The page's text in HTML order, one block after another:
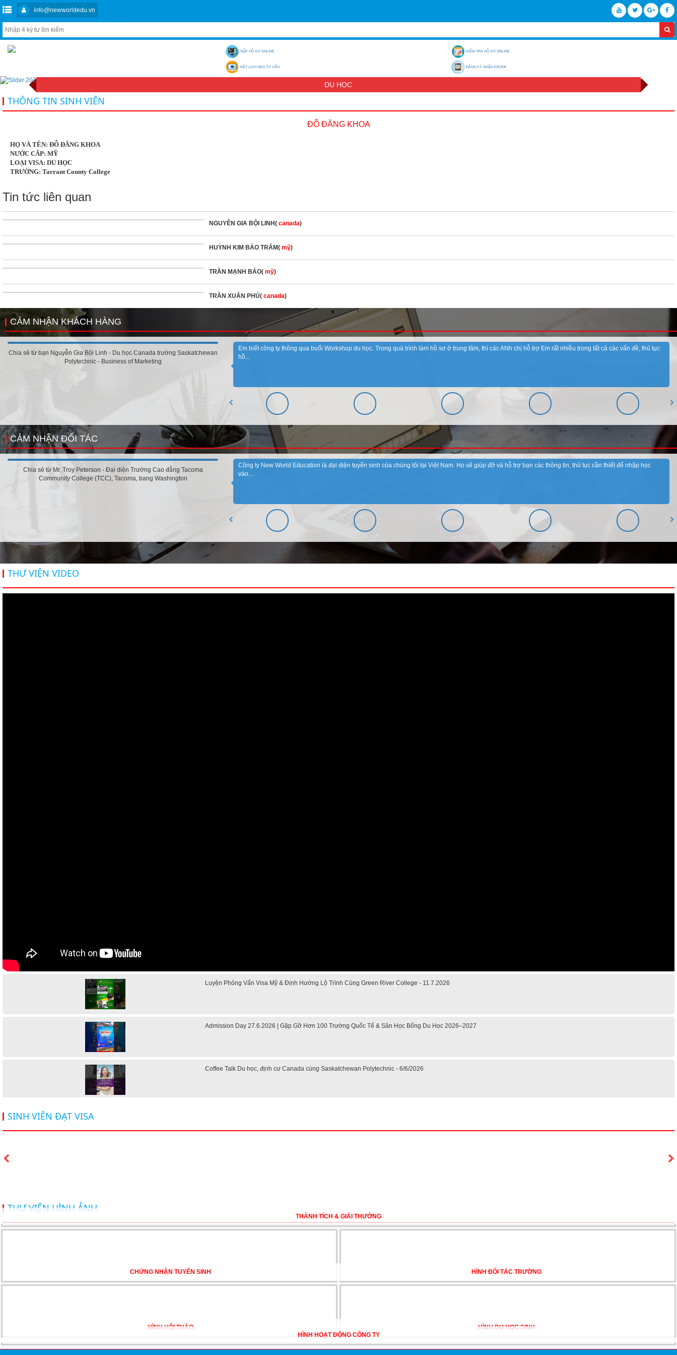
info@newworldedu.vn
NỘP HỒ SƠ ONLINE KIỂM TRA HỒ SƠ ONLINE
ĐẶT LỊCH HẸN TƯ VẤN ĐĂNG KÝ NHẬN EBOOK
DU HỌC
THÔNG TIN SINH VIÊN
ĐỖ ĐĂNG KHOA
HỌ VÀ TÊN: ĐỖ ĐĂNG KHOA
NƯỚC CẤP: MỸ
LOẠI VISA: DU HỌC
TRƯỜNG: Tarrant County College
Tin tức liên quan
NGUYỄN GIA BỘI LINH( canada)
HUỲNH KIM BẢO TRÂM( mỹ)
TRẦN MẠNH BẢO( mỹ)
TRẦN XUÂN PHÚ( canada)
CẢM NHẬN KHÁCH HÀNG
Chia sẻ từ bạn Nguyễn Gia Bội Linh - Du học Canada trường Saskatchewan
Polytechnic - Business of Marketing
Em biết công ty thông qua buổi Workshop du học. Trong quá trình làm hồ sơ ở trung tâm, thì các ANh chị hỗ trợ Em rất nhiều trong tất cả các vấn đề, thủ tục
hồ...
CẢM NHẬN ĐỐI TÁC
Chia sẻ từ Mr. Troy Peterson - Đại diện Trường Cao đẳng Tacoma
Community College (TCC), Tacoma, bang Washington
Công ty New World Education là đại diện tuyển sinh của chúng tôi tại Việt Nam. Họ sẽ giúp đỡ và hỗ trợ bạn các thông tin, thủ tục cần thiết để nhập học
vào...
THƯ VIỆN VIDEO
Luyện Phỏng Vấn Visa Mỹ & Định Hướng Lộ Trình Cùng Green River College - 11.7.2026
Admission Day 27.6.2026 | Gặp Gỡ Hơn 100 Trường Quốc Tế & Săn Học Bổng Du Học 2026–2027
Coffee Talk Du học, định cư Canada cùng Saskatchewan Polytechnic - 6/6/2026
TƯ VẤN DU HỌC TOÀN DIỆN – BƯỚC ĐỆM VỮNG CHẮC TỪ NEW WORLD EDUCATION
DU HỌC ÚC DẦN TRỞ THÀNH LỰA CHỌN HÀNG ĐẦU CỦA DU HỌC SINH NĂM 2026 – VÀ TẤT CẢ ĐỀU CÓ LÝ DO!!
SINH VIÊN ĐẠT VISA
THƯ VIỆN HÌNH ẢNH
THÀNH TÍCH & GIẢI THƯỞNG
CHỨNG NHẬN TUYỂN SINH HÌNH ĐỐI TÁC TRƯỜNG
HÌNH HỘI THẢO
HÌNH DU HỌC SINH
HÌNH HOẠT ĐỘNG CÔNG TY